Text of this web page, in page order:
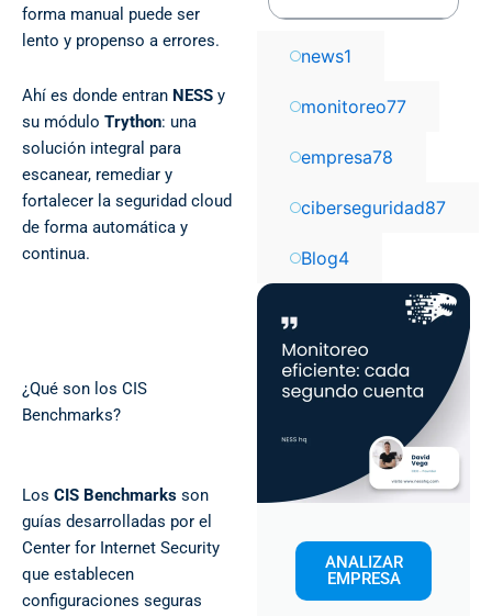
forma manual puede ser
lento y propenso a errores.
Ahí es donde entran NESS y
su módulo Trython: una
solución integral para
escanear, remediar y
fortalecer la seguridad cloud
de forma automática y
continua.
¿Qué son los CIS
Benchmarks?
Los CIS Benchmarks son
guías desarrolladas por el
Center for Internet Security
que establecen
configuraciones seguras
news1
monitoreo77
empresa78
ciberseguridad87
Blog4
ANALIZAR
EMPRESA